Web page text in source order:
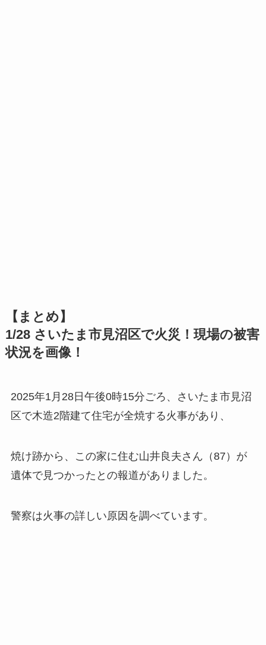
【まとめ】
1/28 さいたま市見沼区で火災！現場の被害
状況を画像！
2025年1月28日午後0時15分ごろ、さいたま市見沼
区で木造2階建て住宅が全焼する火事があり、
焼け跡から、この家に住む山井良夫さん（87）が
遺体で見つかったとの報道がありました。
警察は火事の詳しい原因を調べています。